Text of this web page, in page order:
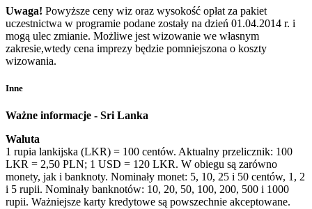
Uwaga! Powyższe ceny wiz oraz wysokość opłat za pakiet
uczestnictwa w programie podane zostały na dzień 01.04.2014 r. i
mogą ulec zmianie. Możliwe jest wizowanie we własnym
zakresie,wtedy cena imprezy będzie pomniejszona o koszty
wizowania.
Inne
Ważne informacje - Sri Lanka
Waluta
1 rupia lankijska (LKR) = 100 centów. Aktualny przelicznik: 100
LKR = 2,50 PLN; 1 USD = 120 LKR. W obiegu są zarówno
monety, jak i banknoty. Nominały monet: 5, 10, 25 i 50 centów, 1, 2
i 5 rupii. Nominały banknotów: 10, 20, 50, 100, 200, 500 i 1000
rupii. Ważniejsze karty kredytowe są powszechnie akceptowane.